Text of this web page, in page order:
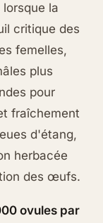
lorsque la
critique des
femelles,
plus
pour
fraîchement
d'étang,
herbacée
des œufs.
ovules par